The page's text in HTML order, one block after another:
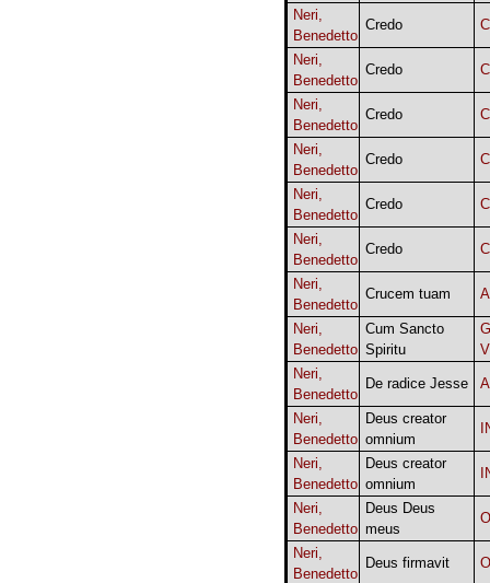
Neri,
Benedetto
Credo
Neri,
Benedetto
Credo
Neri,
Benedetto
Credo
Neri,
Benedetto
Credo
Neri,
Benedetto
Credo
Neri,
Benedetto
Credo
Neri,
Benedetto
Crucem tuam
Neri,
Benedetto
Cum Sancto
Spiritu
Neri,
Benedetto
De radice Jesse
Neri,
Benedetto
Deus creator
omnium
Neri,
Benedetto
Deus creator
omnium
Neri,
Benedetto
Deus Deus
meus
Neri,
Benedetto
Deus firmavit